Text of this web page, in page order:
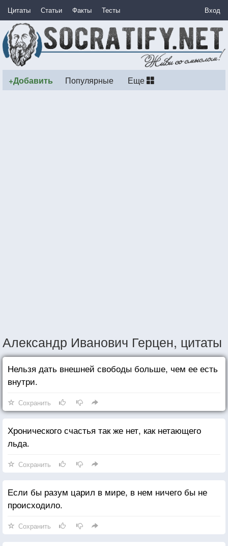
Цитаты Статьи Факты Тесты Вход
+Добавить Популярные Еще
Александр Иванович Герцен, цитаты
Нельзя дать внешней свободы больше, чем ее есть
внутри.
Сохранить
Хронического счастья так же нет, как нетающего
льда.
Сохранить
Если бы разум царил в мире, в нем ничего бы не
происходило.
Сохранить